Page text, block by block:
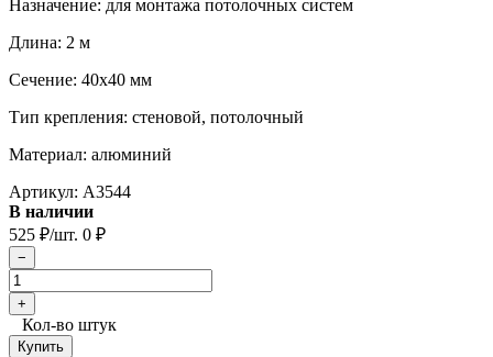
​Назначение: для монтажа потолочных систем
Длина: 2 м
Сечение: 40х40 мм
Тип крепления: стеновой, потолочный
Материал: алюминий
Артикул: A3544
В наличии
525 ₽/шт. 0 ₽
Кол-во штук